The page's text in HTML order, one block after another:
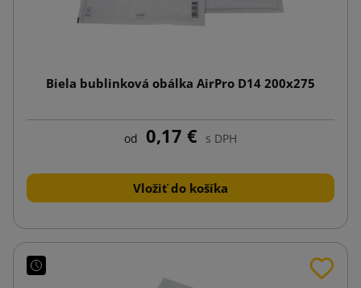
Biela bublinková obálka AirPro D14 200x275
od 0,17 € s DPH
Vložiť do košíka